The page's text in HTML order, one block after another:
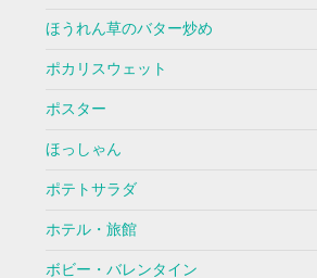
ほうれん草のバター炒め
ポカリスウェット
ポスター
ほっしゃん
ポテトサラダ
ホテル・旅館
ボビー・バレンタイン